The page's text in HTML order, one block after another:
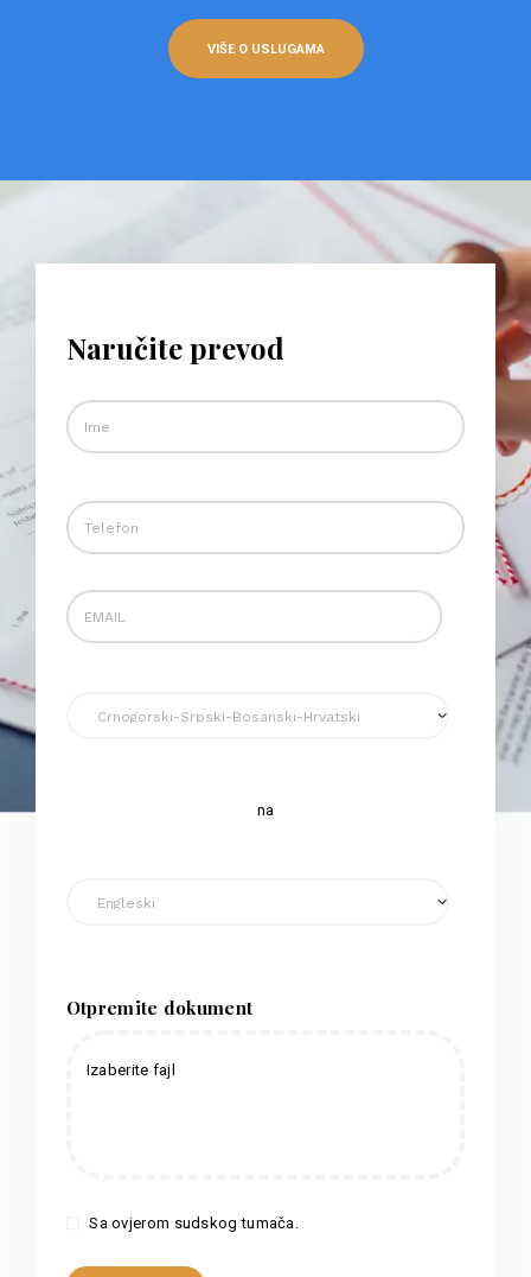
VIŠE O USLUGAMA
Naručite prevod
na
Otpremite dokument
Izaberite fajl
Sa ovjerom sudskog tumača.